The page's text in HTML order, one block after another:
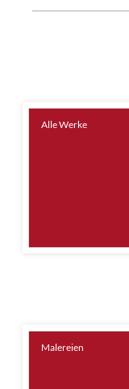
Alle Werke
Malereien